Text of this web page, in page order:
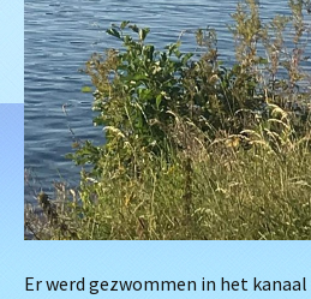
Er werd gezwommen in het